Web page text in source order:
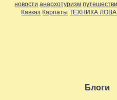
новости анархотуризм
Кавказ Карпаты ТЕХНИКА ЛОВА
Блоги